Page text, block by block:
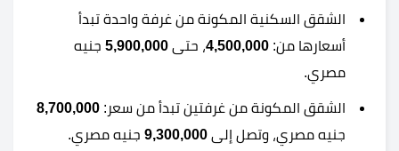
الشقق السكنية المكونة من غرفة واحدة تبدأ
أسعارها من: 4,500,000، حتى 5,900,000 جنيه
مصري.
الشقق المكونة من غرفتين تبدأ من سعر: 8,700,000
جنيه مصري، وتصل إلى 9,300,000 جنيه مصري.